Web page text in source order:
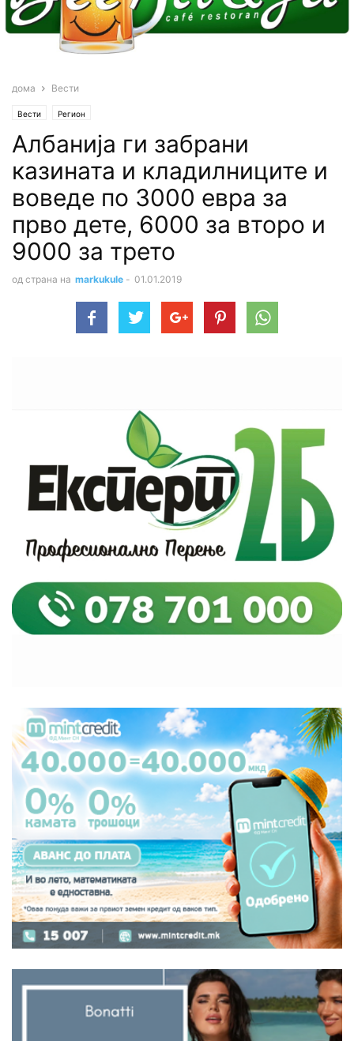
дома Вести
Вести Регион
Aлбанија ги забрани
казината и кладилниците и
воведе по 3000 евра за
прво дете, 6000 за второ и
9000 за трето
од страна на markukule - 01.01.2019